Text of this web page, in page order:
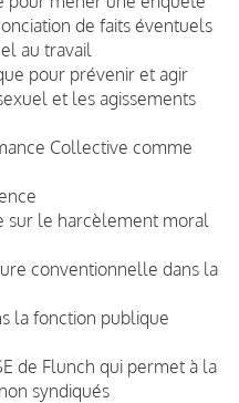
de faits éventuels
au travail
pour prévenir et agir
et les agissements
Collective comme
sur le harcèlement moral
conventionnelle dans la
la fonction publique
de Flunch qui permet à la
syndiqués